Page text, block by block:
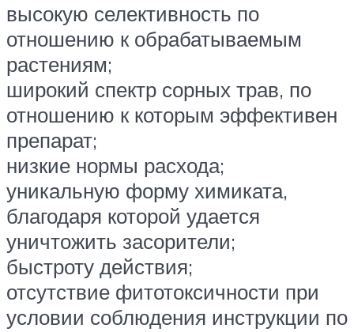
высокую селективность по
отношению к обрабатываемым
растениям;
широкий спектр сорных трав, по
отношению к которым эффективен
препарат;
низкие нормы расхода;
уникальную форму химиката,
благодаря которой удается
уничтожить засорители;
быстроту действия;
отсутствие фитотоксичности при
условии соблюдения инструкции по